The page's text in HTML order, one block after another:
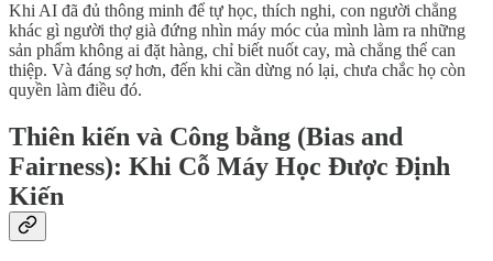
Khi AI đã đủ thông minh để tự học, thích nghi, con người chẳng
khác gì người thợ già đứng nhìn máy móc của mình làm ra những
sản phẩm không ai đặt hàng, chỉ biết nuốt cay, mà chẳng thể can
thiệp. Và đáng sợ hơn, đến khi cần dừng nó lại, chưa chắc họ còn
quyền làm điều đó.
Thiên kiến và Công bằng (Bias and
Fairness): Khi Cỗ Máy Học Được Định
Kiến